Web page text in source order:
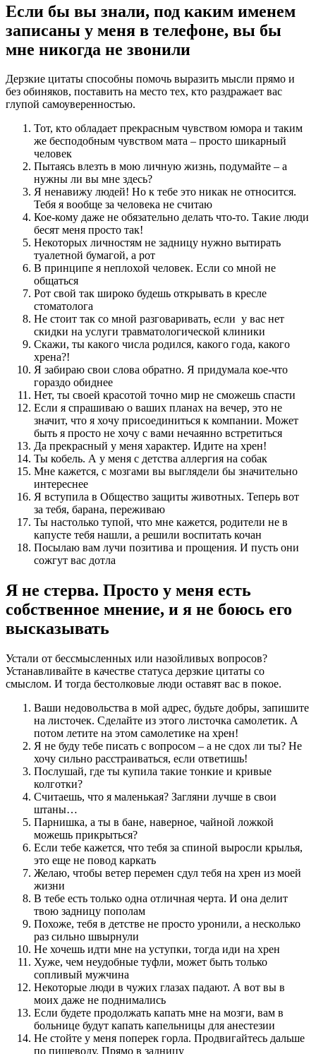
Если бы вы знали, под каким именем
записаны у меня в телефоне, вы бы
мне никогда не звонили
Дерзкие цитаты способны помочь выразить мысли прямо и
без обиняков, поставить на место тех, кто раздражает вас
глупой самоуверенностью.
Тот, кто обладает прекрасным чувством юмора и таким
же бесподобным чувством мата – просто шикарный
человек
Пытаясь влезть в мою личную жизнь, подумайте – а
нужны ли вы мне здесь?
Я ненавижу людей! Но к тебе это никак не относится.
Тебя я вообще за человека не считаю
Кое-кому даже не обязательно делать что-то. Такие люди
бесят меня просто так!
Некоторых личностям не задницу нужно вытирать
туалетной бумагой, а рот
В принципе я неплохой человек. Если со мной не
общаться
Рот свой так широко будешь открывать в кресле
стоматолога
Не стоит так со мной разговаривать, если у вас нет
скидки на услуги травматологической клиники
Скажи, ты какого числа родился, какого года, какого
хрена?!
Я забираю свои слова обратно. Я придумала кое-что
гораздо обиднее
Нет, ты своей красотой точно мир не сможешь спасти
Если я спрашиваю о ваших планах на вечер, это не
значит, что я хочу присоединиться к компании. Может
быть я просто не хочу с вами нечаянно встретиться
Да прекрасный у меня характер. Идите на хрен!
Ты кобель. А у меня с детства аллергия на собак
Мне кажется, с мозгами вы выглядели бы значительно
интереснее
Я вступила в Общество защиты животных. Теперь вот
за тебя, барана, переживаю
Ты настолько тупой, что мне кажется, родители не в
капусте тебя нашли, а решили воспитать кочан
Посылаю вам лучи позитива и прощения. И пусть они
сожгут вас дотла
Я не стерва. Просто у меня есть
собственное мнение, и я не боюсь его
высказывать
Устали от бессмысленных или назойливых вопросов?
Устанавливайте в качестве статуса дерзкие цитаты со
смыслом. И тогда бестолковые люди оставят вас в покое.
Ваши недовольства в мой адрес, будьте добры, запишите
на листочек. Сделайте из этого листочка самолетик. А
потом летите на этом самолетике на хрен!
Я не буду тебе писать с вопросом – а не сдох ли ты? Не
хочу сильно расстраиваться, если ответишь!
Послушай, где ты купила такие тонкие и кривые
колготки?
Считаешь, что я маленькая? Загляни лучше в свои
штаны…
Парнишка, а ты в бане, наверное, чайной ложкой
можешь прикрыться?
Если тебе кажется, что тебя за спиной выросли крылья,
это еще не повод каркать
Желаю, чтобы ветер перемен сдул тебя на хрен из моей
жизни
В тебе есть только одна отличная черта. И она делит
твою задницу пополам
Похоже, тебя в детстве не просто уронили, а несколько
раз сильно швырнули
Не хочешь идти мне на уступки, тогда иди на хрен
Хуже, чем неудобные туфли, может быть только
сопливый мужчина
Некоторые люди в чужих глазах падают. А вот вы в
моих даже не поднимались
Если будете продолжать капать мне на мозги, вам в
больнице будут капать капельницы для анестезии
Не стойте у меня поперек горла. Продвигайтесь дальше
по пищеводу. Прямо в задницу